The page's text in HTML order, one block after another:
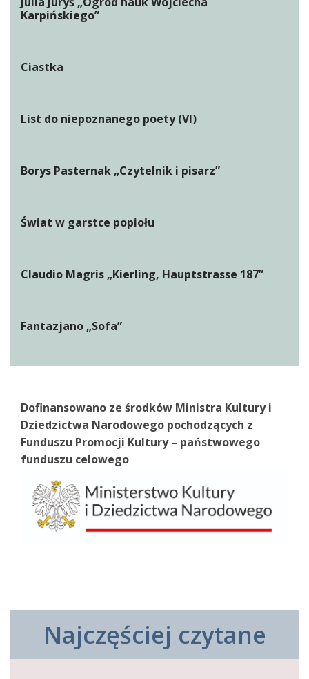
Karpińskiego”
Ciastka
List do niepoznanego poety (VI)
Borys Pasternak „Czytelnik i pisarz”
Świat w garstce popiołu
Claudio Magris „Kierling, Hauptstrasse 187”
Fantazjano „Sofa”
Dofinansowano ze środków Ministra Kultury i
Dziedzictwa Narodowego pochodzących z
Funduszu Promocji Kultury – państwowego
funduszu celowego
Najczęściej czytane